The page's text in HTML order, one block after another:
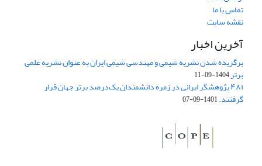
تماس با ما
نقشه سایت
آخرین اخبار
برگزیده شدن نشریه شیمی و مهندسی شیمی ایران به عنوان نشریه علمی
برتر1404-09-11
۴۸۱ پژوهشگر ایرانی در زمره دانشمندان یک‌درصد برتر جهان قرار
گرفتند.1401-09-07